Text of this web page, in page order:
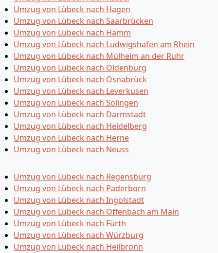
Umzug von Lübeck nach Hagen
Umzug von Lübeck nach Saarbrücken
Umzug von Lübeck nach Hamm
Umzug von Lübeck nach Ludwigshafen am Rhein
Umzug von Lübeck nach Mülheim an der Ruhr
Umzug von Lübeck nach Oldenburg
Umzug von Lübeck nach Osnabrück
Umzug von Lübeck nach Leverkusen
Umzug von Lübeck nach Solingen
Umzug von Lübeck nach Darmstadt
Umzug von Lübeck nach Heidelberg
Umzug von Lübeck nach Herne
Umzug von Lübeck nach Neuss
Umzug von Lübeck nach Regensburg
Umzug von Lübeck nach Paderborn
Umzug von Lübeck nach Ingolstadt
Umzug von Lübeck nach Offenbach am Main
Umzug von Lübeck nach Fürth
Umzug von Lübeck nach Würzburg
Umzug von Lübeck nach Heilbronn